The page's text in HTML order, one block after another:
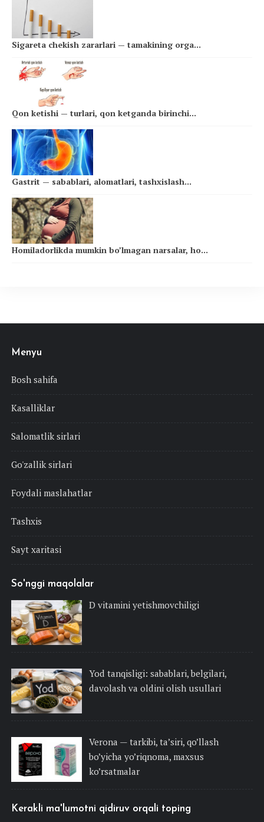
Sigareta chekish zararlari — tamakining orga...
Qon ketishi — turlari, qon ketganda birinchi...
Gastrit — sabablari, alomatlari, tashxislash...
Homiladorlikda mumkin bo’lmagan narsalar, ho...
Menyu
Bosh sahifa
Kasalliklar
Salomatlik sirlari
Go'zallik sirlari
Foydali maslahatlar
Tashxis
Sayt xaritasi
So'nggi maqolalar
D vitamini yetishmovchiligi
Yod tanqisligi: sabablari, belgilari,
davolash va oldini olish usullari
Verona — tarkibi, ta’siri, qo’llash
bo’yicha yo’riqnoma, maxsus
ko’rsatmalar
Kerakli ma'lumotni qidiruv orqali toping